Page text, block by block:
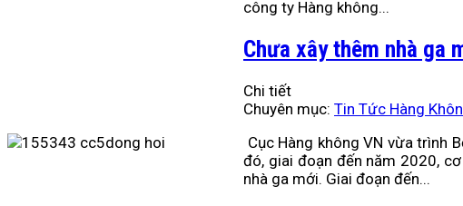
công ty Hàng không...
Chưa xây thêm nhà ga
Chi tiết
Chuyên mục: Tin Tức Hàng
Cục Hàng không VN vừa trình
đó, giai đoạn đến năm 2020,
nhà ga mới. Giai đoạn đến...